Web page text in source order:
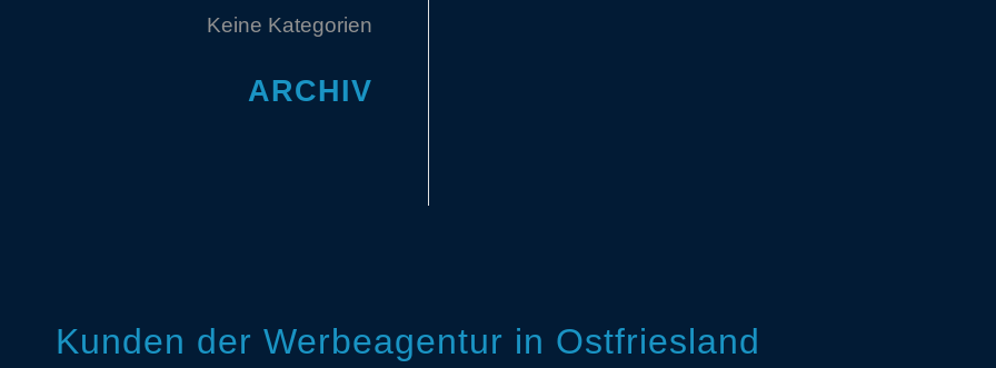
Keine Kategorien
ARCHIV
Kunden der Werbeagentur in Ostfriesland